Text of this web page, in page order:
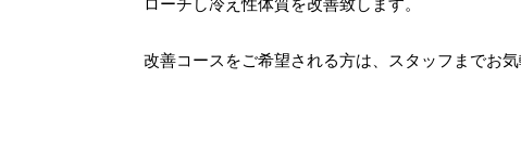
ローチし冷え性体質を改善致します。
改善コースをご希望される方は、スタッフまでお気